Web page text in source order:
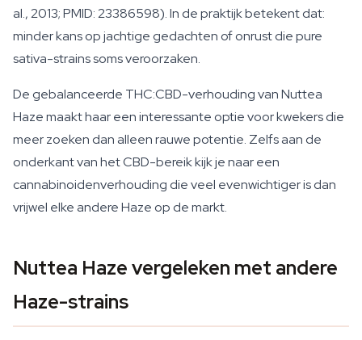
al., 2013; PMID: 23386598). In de praktijk betekent dat:
minder kans op jachtige gedachten of onrust die pure
sativa-strains soms veroorzaken.
De gebalanceerde THC:CBD-verhouding van Nuttea
Haze maakt haar een interessante optie voor kwekers die
meer zoeken dan alleen rauwe potentie. Zelfs aan de
onderkant van het CBD-bereik kijk je naar een
cannabinoidenverhouding die veel evenwichtiger is dan
vrijwel elke andere Haze op de markt.
Nuttea Haze vergeleken met andere
Haze-strains